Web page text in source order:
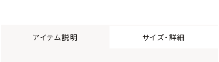
アイテム説明 サイズ・詳細